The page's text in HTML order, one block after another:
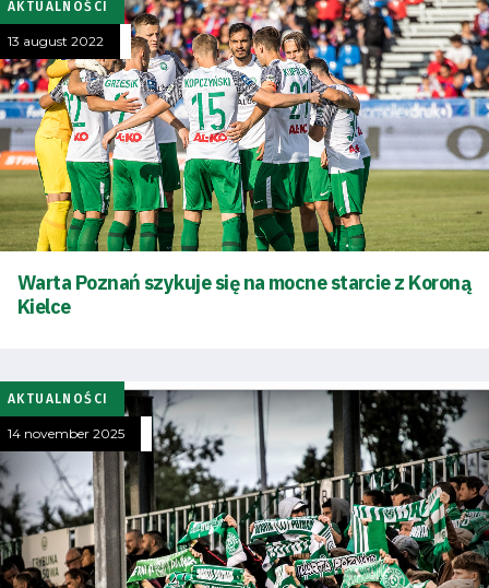
AKTUALNOŚCI
13 august 2022
Warta Poznań szykuje się na mocne starcie z Koroną
Kielce
AKTUALNOŚCI
14 november 2025